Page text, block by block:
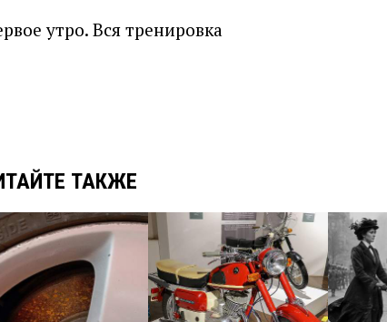
утро. Вся тренировка
ТАКЖЕ